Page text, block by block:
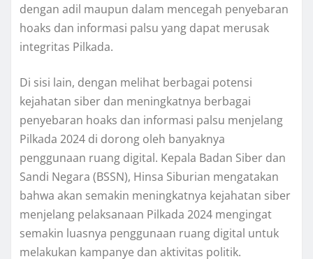
dengan adil maupun dalam mencegah penyebaran
hoaks dan informasi palsu yang dapat merusak
integritas Pilkada.
Di sisi lain, dengan melihat berbagai potensi
kejahatan siber dan meningkatnya berbagai
penyebaran hoaks dan informasi palsu menjelang
Pilkada 2024 di dorong oleh banyaknya
penggunaan ruang digital. Kepala Badan Siber dan
Sandi Negara (BSSN), Hinsa Siburian mengatakan
bahwa akan semakin meningkatnya kejahatan siber
menjelang pelaksanaan Pilkada 2024 mengingat
semakin luasnya penggunaan ruang digital untuk
melakukan kampanye dan aktivitas politik.